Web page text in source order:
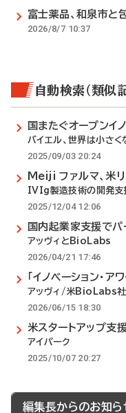
富士薬品、和泉市と
2026/8/7 10:37
自動検索（類似
国またぐオープンイ
バイエル、世界は小さく
2025/09/03 20:24
Meiji ファルマ、米
IVIg製造技術の開発支
2025/12/04 12:06
国内起業家支援でパ
アッヴィとBioLabs
2026/04/21 17:46
「イノベーション・ア
アッヴィ/米BioLabs社
2026/06/15 18:30
米スタートアップ支
アイパーク
2025/10/07 20:27
編集長からのお知ら